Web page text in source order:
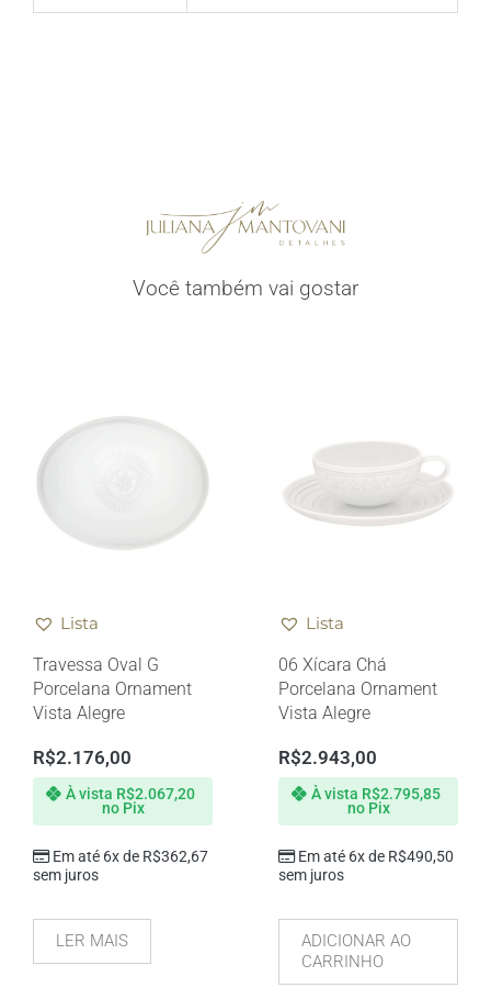
Você também vai gostar
Lista
Travessa Oval G
Porcelana Ornament
Vista Alegre
R$2.176,00
Em até 6x de R$362,67
sem juros
À vista R$2.067,20
no Pix
LER MAIS
Lista
06 Xícara Chá
Porcelana Ornament
Vista Alegre
R$2.943,00
Em até 6x de R$490,50
sem juros
À vista R$2.795,85
no Pix
ADICIONAR AO
CARRINHO